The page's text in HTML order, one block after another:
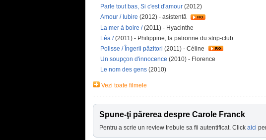
Parle tout bas, Si c'est d'amour (2012)
Amour / Iubire (2012) - asistentă
La mer à boire /(2011) - Hyacinthe
Léa /(2011) - Philippine, la patronne du strip-club
Polisse / Îngerii păzitori (2011) - Céline
Un soupçon d'innocence (2010) - Florence
Le nom des gens (2010)
Vezi toate filmele
Spune-ţi părerea despre Carole Franck
Pentru a scrie un review trebuie sa fii autentificat. Click aici